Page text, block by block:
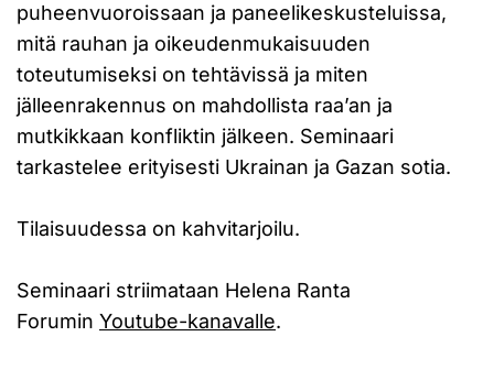
puheenvuoroissaan ja paneelikeskusteluissa,
mitä rauhan ja oikeudenmukaisuuden
toteutumiseksi on tehtävissä ja miten
jälleenrakennus on mahdollista raa’an ja
mutkikkaan konfliktin jälkeen. Seminaari
tarkastelee erityisesti Ukrainan ja Gazan sotia.
Tilaisuudessa on kahvitarjoilu.
Seminaari striimataan Helena Ranta
Forumin Youtube-kanavalle.